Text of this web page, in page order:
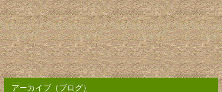
アーカイブ（ブログ）